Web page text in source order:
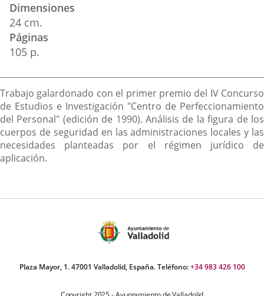
Dimensiones
24 cm.
Páginas
105 p.
Descripción
Trabajo galardonado con el primer premio del IV Concurso
de Estudios e Investigación "Centro de Perfeccionamiento
del Personal" (edición de 1990). Análisis de la figura de los
cuerpos de seguridad en las administraciones locales y las
necesidades planteadas por el régimen jurídico de
aplicación.
Plaza Mayor, 1. 47001 Valladolid, España. Teléfono:+34 983 426 100